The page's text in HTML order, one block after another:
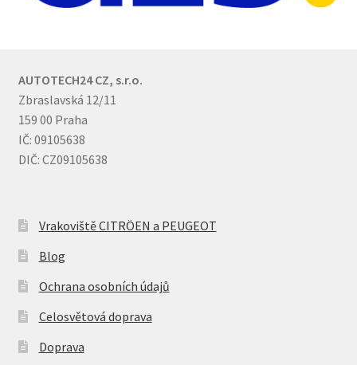
AUTOTECH24 CZ, s.r.o.
Zbraslavská 12/11
159 00 Praha
IČ: 09105638
DIČ: CZ09105638
Vrakoviště CITRÖEN a PEUGEOT
Blog
Ochrana osobních údajů
Celosvětová doprava
Doprava